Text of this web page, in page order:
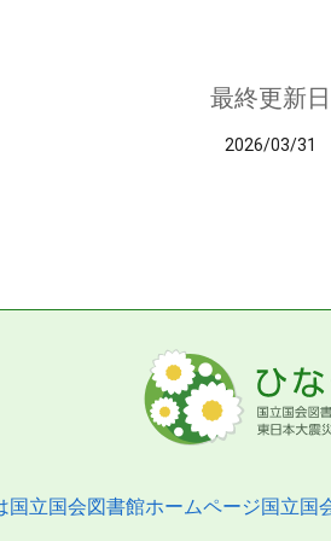
最終更新日
2026/03/31
国立国会図書館ホームページ国立国